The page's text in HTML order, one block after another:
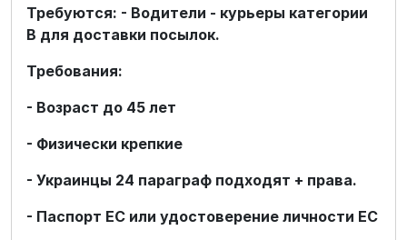
Требуются: - Водители - курьеры категории
В для доставки посылок.
Требования:
- Возраст до 45 лет
- Физически крепкие
- Украинцы 24 параграф подходят + права.
- Паспорт ЕС или удостоверение личности ЕС